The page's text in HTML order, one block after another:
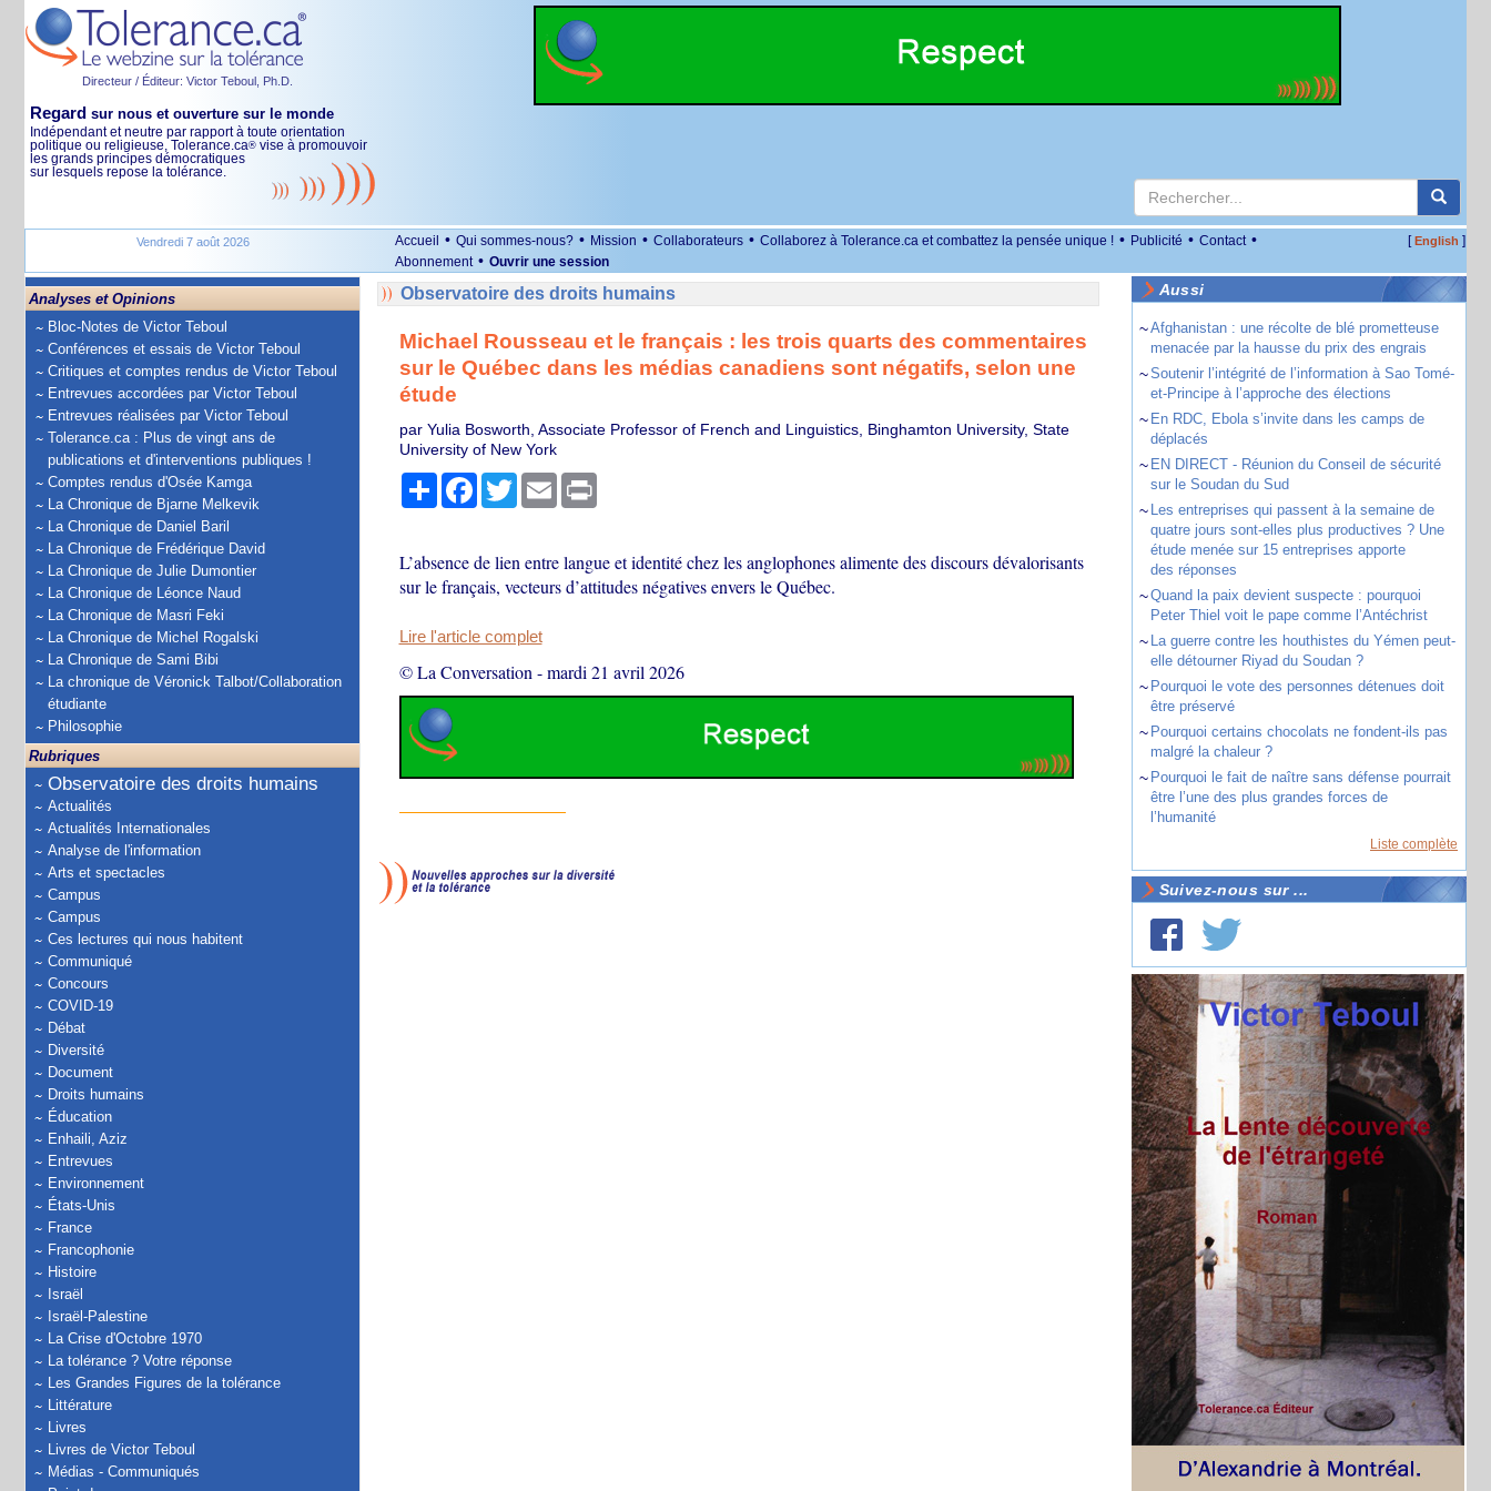
Directeur / Éditeur: Victor Teboul, Ph.D.
Regard sur nous et ouverture sur le monde
Indépendant et neutre par rapport à toute orientation
politique ou religieuse, Tolerance.ca® vise à promouvoir
les grands principes démocratiques
sur lesquels repose la tolérance.
Vendredi 7 août 2026 Accueil • Qui sommes-nous? • Mission • Collaborateurs • Collaborez à Tolerance.ca et combattez la pensée unique ! • Publicité • Contact •
Abonnement • Ouvrir une session
[English ]
Analyses et Opinions
Bloc-Notes de Victor Teboul
Conférences et essais de Victor Teboul
Critiques et comptes rendus de Victor Teboul
Entrevues accordées par Victor Teboul
Entrevues réalisées par Victor Teboul
Tolerance.ca : Plus de vingt ans de
publications et d'interventions publiques !
Comptes rendus d'Osée Kamga
La Chronique de Bjarne Melkevik
La Chronique de Daniel Baril
La Chronique de Frédérique David
La Chronique de Julie Dumontier
La Chronique de Léonce Naud
La Chronique de Masri Feki
La Chronique de Michel Rogalski
La Chronique de Sami Bibi
La chronique de Véronick Talbot/Collaboration
étudiante
Philosophie
Rubriques
Observatoire des droits humains
Actualités
Actualités Internationales
Analyse de l'information
Arts et spectacles
Campus
Campus
Ces lectures qui nous habitent
Communiqué
Concours
COVID-19
Débat
Diversité
Document
Droits humains
Éducation
Enhaili, Aziz
Entrevues
Environnement
États-Unis
France
Francophonie
Histoire
Israël
Israël-Palestine
La Crise d'Octobre 1970
La tolérance ? Votre réponse
Les Grandes Figures de la tolérance
Littérature
Livres
Livres de Victor Teboul
Médias - Communiqués
Observatoire des droits humains
Michael Rousseau et le français : les trois quarts des commentaires
sur le Québec dans les médias canadiens sont négatifs, selon une
étude
par Yulia Bosworth, Associate Professor of French and Linguistics, Binghamton University, State
University of New York
PartagerFacebook
TwitterEmail Print
L’absence de lien entre langue et identité chez les anglophones alimente des discours dévalorisants
sur le français, vecteurs d’attitudes négatives envers le Québec.
Lire l'article complet
© La Conversation -mardi 21 avril 2026
Aussi
~Afghanistan : une récolte de blé prometteuse
menacée par la hausse du prix des engrais
~Soutenir l’intégrité de l’information à Sao Tomé-
et-Principe à l’approche des élections
~ En RDC, Ebola s’invite dans les camps de
déplacés
~ EN DIRECT - Réunion du Conseil de sécurité
sur le Soudan du Sud
~ Les entreprises qui passent à la semaine de
quatre jours sont-elles plus productives ? Une
étude menée sur 15 entreprises apporte
des réponses
~Quand la paix devient suspecte : pourquoi
Peter Thiel voit le pape comme l’Antéchrist
~ La guerre contre les houthistes du Yémen peut-
elle détourner Riyad du Soudan ?
~ Pourquoi le vote des personnes détenues doit
être préservé
~ Pourquoi certains chocolats ne fondent-ils pas
malgré la chaleur ?
~ Pourquoi le fait de naître sans défense pourrait
être l’une des plus grandes forces de
l’humanité
Liste complète
Suivez-nous sur ...